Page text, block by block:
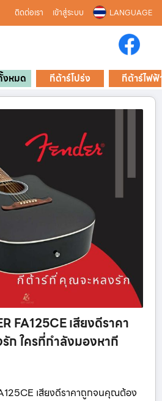
ติดต่อเรา เข้าสู่ระบบ LANGUAGE
งหมด กีต้าร์โปร่ง กีต้าร์ไฟฟ้
FA125CE เสียงดีราคา
ใครที่กำลังมองหากี
เสียงดีราคาถูกจนคุณต้อง